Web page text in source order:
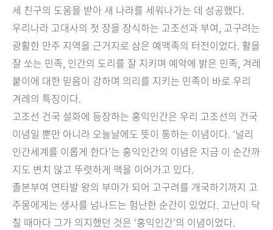
세 친구의 도움을 받아 새 나라를 세워나가는 데 성공했다.
우리나라 고대사의 첫 장을 장식하는 고조선과 부여, 고구려는
광활한 만주 지역을 근거지로 삼은 예맥족의 터전이었다. 활을
잘 쏘는 민족, 인간의 도리를 잘 지키며 예악에 밝은 민족, 겨레
붙이에 대한 믿음이 강하며 의리를 지키는 민족이 바로 우리
겨레의 특징이다.
고조선 건국 설화에 등장하는 홍익인간은 우리 고조선의 건국
이념일 뿐만 아니라 오늘날에도 뜻이 통하는 이념이다. ‘널리
인간세계를 이롭게 한다’는 홍익인간의 이념은 지금 이 순간까
지도 변치 않고 뚜렷하게 맥을 이어가고 있다.
졸본부여 연타발 왕의 부마가 되어 고구려를 개국하기까지 고
주몽에게는 생사를 넘나드는 험난한 순간이 있었다. 고난이 닥
칠 때마다 그가 의지했던 것은 ‘홍익인간’의 이념이었다.